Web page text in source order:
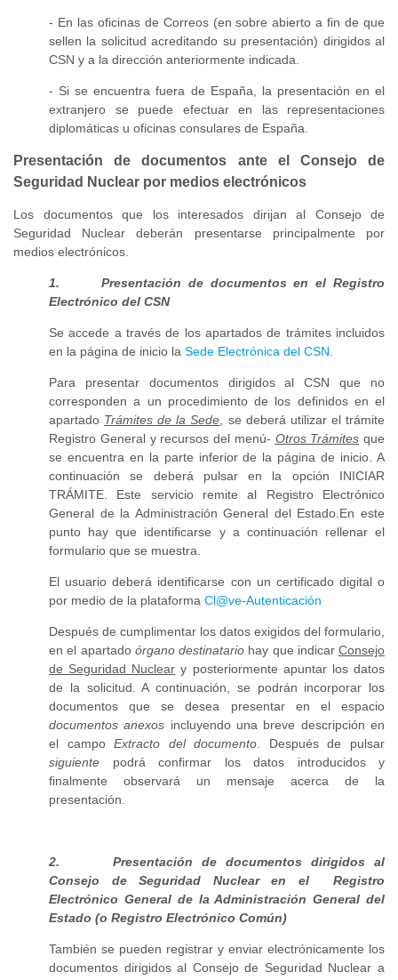
- En las oficinas de Correos (en sobre abierto a fin de que
sellen la solicitud acreditando su presentación) dirigidos al
CSN y a la dirección anteriormente indicada.
- Si se encuentra fuera de España, la presentación en el
extranjero se puede efectuar en las representaciones
diplomáticas u oficinas consulares de España.
Presentación de documentos ante el Consejo de
Seguridad Nuclear por medios electrónicos
Los documentos que los interesados dirijan al Consejo de
Seguridad Nuclear deberán presentarse principalmente por
medios electrónicos.
1. Presentación de documentos en el Registro
Electrónico del CSN
Se accede a través de los apartados de trámites incluidos
en la página de inicio la Sede Electrónica del CSN.
Para presentar documentos dirigidos al CSN que no
corresponden a un procedimiento de los definidos en el
apartado Trámites de la Sede, se deberá utilizar el trámite
Registro General y recursos del menú- Otros Trámites que
se encuentra en la parte inferior de la página de inicio. A
continuación se deberá pulsar en la opción INICIAR
TRÁMITE. Este servicio remite al Registro Electrónico
General de la Administración General del Estado.En este
punto hay que identificarse y a continuación rellenar el
formulario que se muestra.
El usuario deberá identificarse con un certificado digital o
por medio de la plataforma Cl@ve-Autenticación
Después de cumplimentar los datos exigidos del formulario,
en el apartado órgano destinatario hay que indicar Consejo
de Seguridad Nuclear y posteriormente apuntar los datos
de la solicitud. A continuación, se podrán incorporar los
documentos que se desea presentar en el espacio
documentos anexos incluyendo una breve descripción en
el campoExtracto del documento. Después de pulsar
siguiente podrá confirmar los datos introducidos y
finalmente observará un mensaje acerca de la
presentación.
2. Presentación de documentos dirigidos al
Consejo de Seguridad Nuclear en el Registro
Electrónico General de la Administración General del
Estado (o Registro Electrónico Común)
También se pueden registrar y enviar electrónicamente los
documentos dirigidos al Consejo de Seguridad Nuclear a